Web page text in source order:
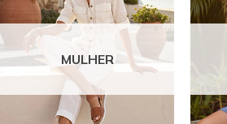
MULHER